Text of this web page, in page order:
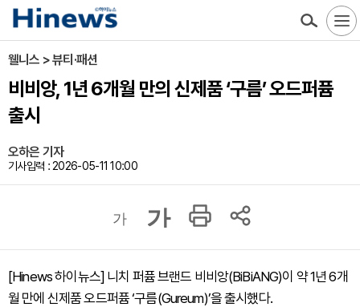
웰니스 > 뷰티·패션
비비앙, 1년 6개월 만의 신제품 ‘구름’ 오드퍼퓸
출시
오하은 기자
기사입력 : 2026-05-11 10:00
가 가
[Hinews 하이뉴스] 니치 퍼퓸 브랜드 비비앙(BiBiANG)이 약 1년 6개
월 만에 신제품 오드퍼퓸 ‘구름(Gureum)’을 출시했다.